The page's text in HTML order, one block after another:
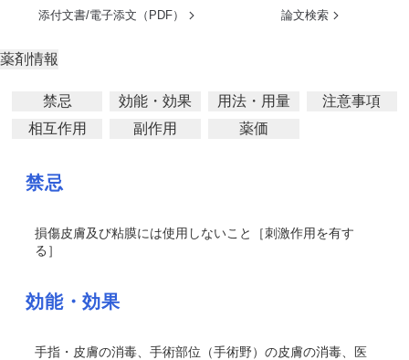
添付文書/電子添文（PDF） 論文検索
薬剤情報
禁忌 効能・効果 用法・用量
注意事項
相互作用
副作用 薬価
禁忌
損傷皮膚及び粘膜には使用しないこと［刺激作用を有す
る］
効能・効果
手指・皮膚の消毒、手術部位（手術野）の皮膚の消毒、医